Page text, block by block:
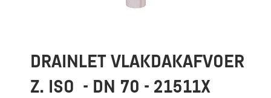
FAQ
Blogs
DRAINLET VLAKDAKAFVOER
Z. ISO  - DN 70 - 21511X